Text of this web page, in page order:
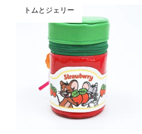
トムとジェリー